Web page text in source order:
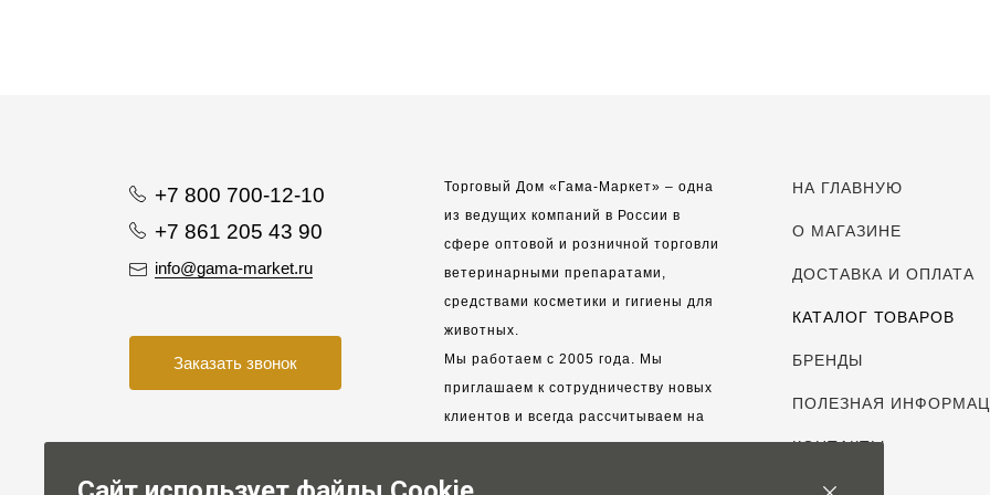
+7 800 700-12-10
+7 861 205 43 90
info@gama-market.ru
Заказать звонок
Торговый Дом «Гама-Маркет» – одна
из ведущих компаний в России в
сфере оптовой и розничной торговли
ветеринарными препаратами,
средствами косметики и гигиены для
животных.
Мы работаем с 2005 года. Мы
приглашаем к сотрудничеству новых
клиентов и всегда рассчитываем на
взаимовыгодные, долгосрочные
НА ГЛАВНУЮ
О МАГАЗИНЕ
ДОСТАВКА И ОПЛАТА
КАТАЛОГ ТОВАРОВ
БРЕНДЫ
ПОЛЕЗНАЯ
КОНТАКТЫ